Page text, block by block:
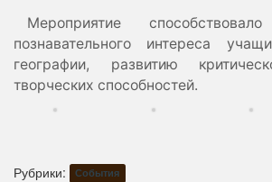
Мероприятие
познавательного интереса
географии, развитию
творческих способностей.
Рубрики: События